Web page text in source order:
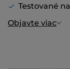
Testované
Objavte viac